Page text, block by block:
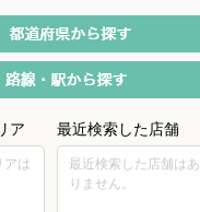
ア
アは
最近検索した店舗
最近検索した店舗はあ
りません。